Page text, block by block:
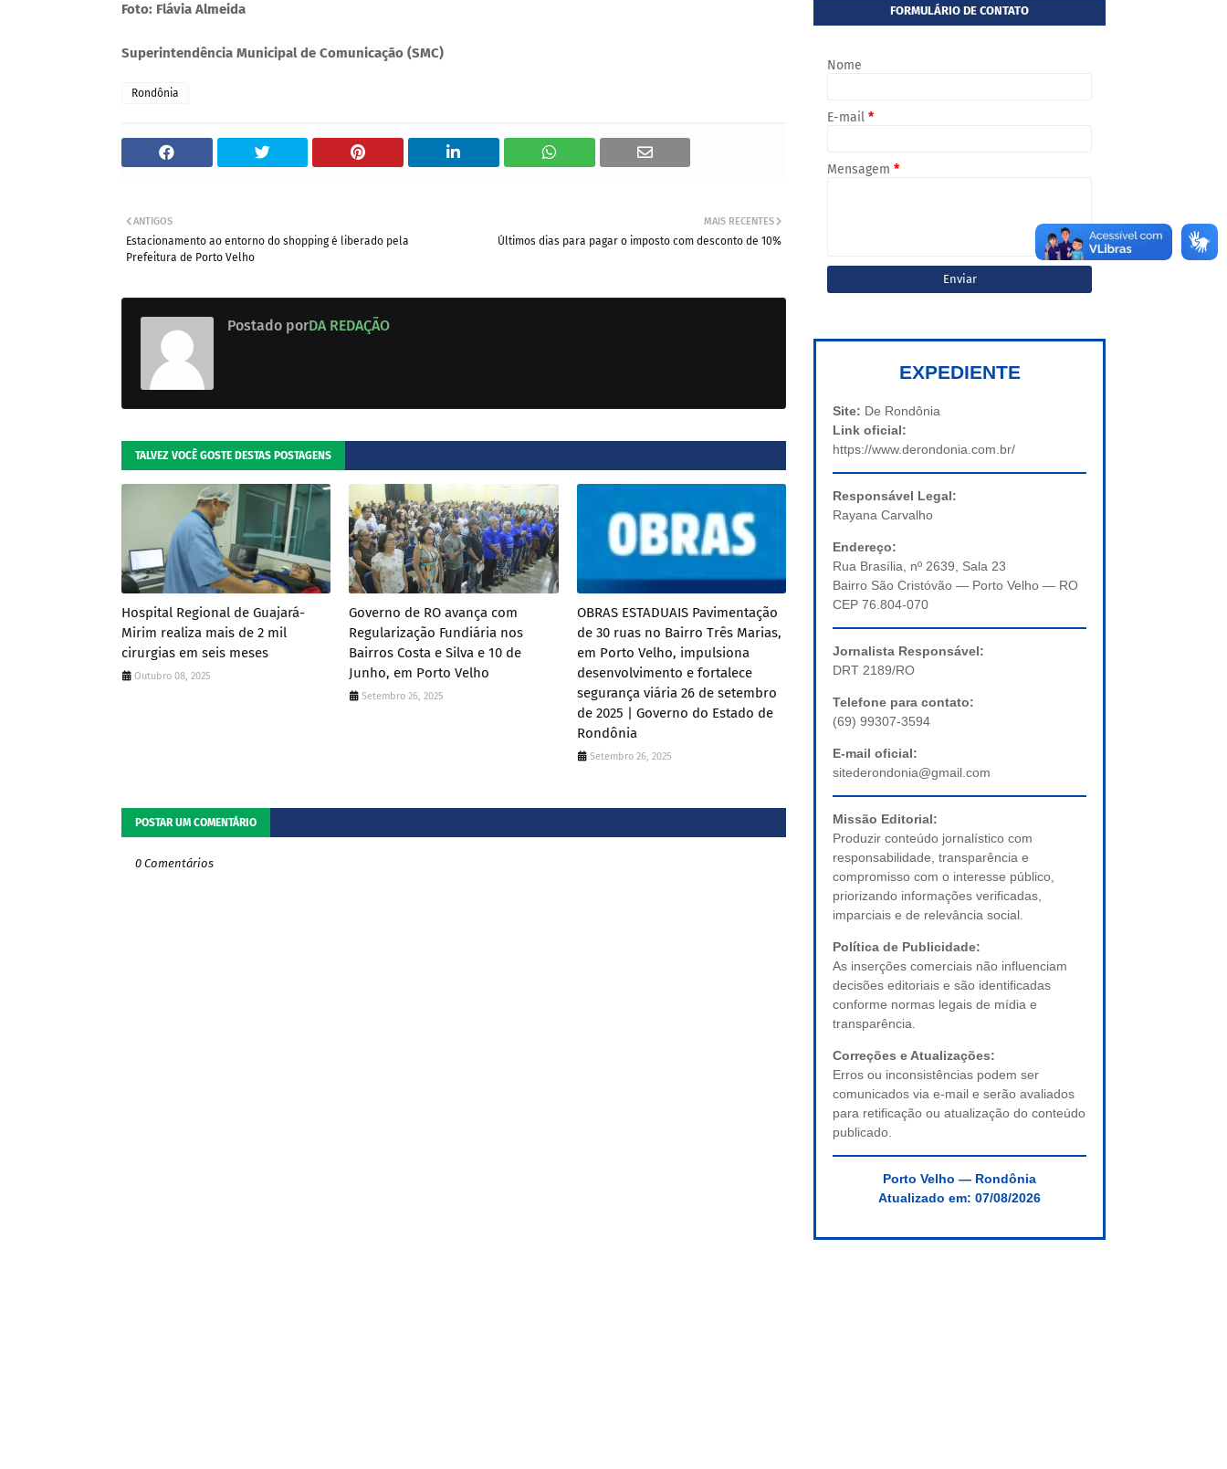
Foto: Flávia Almeida
Superintendência Municipal de Comunicação (SMC)
Rondônia
MAIS RECENTES
Últimos dias para pagar o imposto com desconto de 10%
ANTIGOS
Estacionamento ao entorno do shopping é liberado pela
Prefeitura de Porto Velho
Postado porDA REDAÇÃO
TALVEZ VOCÊ GOSTE DESTAS POSTAGENS
Hospital Regional de Guajará-
Mirim realiza mais de 2 mil
cirurgias em seis meses
Outubro 08, 2025
Governo de RO avança com
Regularização Fundiária nos
Bairros Costa e Silva e 10 de
Junho, em Porto Velho
Setembro 26, 2025
OBRAS ESTADUAIS Pavimentação
de 30 ruas no Bairro Três Marias,
em Porto Velho, impulsiona
desenvolvimento e fortalece
segurança viária 26 de setembro
de 2025 | Governo do Estado de
Rondônia
Setembro 26, 2025
POSTAR UM COMENTÁRIO
0 Comentários
FORMULÁRIO DE CONTATO
Nome
E-mail *
Mensagem *
EXPEDIENTE
Site: De Rondônia
Link oficial:
https://www.derondonia.com.br/
Responsável Legal:
Rayana Carvalho
Endereço:
Rua Brasília, nº 2639, Sala 23
Bairro São Cristóvão — Porto Velho — RO
CEP 76.804-070
Jornalista Responsável:
DRT 2189/RO
Telefone para contato:
(69) 99307-3594
E-mail oficial:
sitederondonia@gmail.com
Missão Editorial:
Produzir conteúdo jornalístico com
responsabilidade, transparência e
compromisso com o interesse público,
priorizando informações verificadas,
imparciais e de relevância social.
Política de Publicidade:
As inserções comerciais não influenciam
decisões editoriais e são identificadas
conforme normas legais de mídia e
transparência.
Correções e Atualizações:
Erros ou inconsistências podem ser
comunicados via e-mail e serão avaliados
para retificação ou atualização do conteúdo
publicado.
Porto Velho — Rondônia
Atualizado em: 07/08/2026